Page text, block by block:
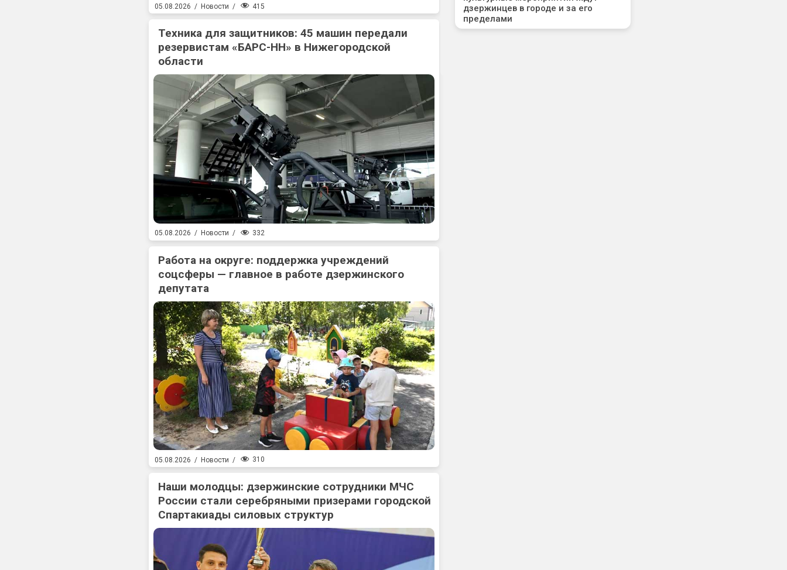
05.08.2026 / Новости / 415
Техника для защитников: 45 машин передали
резервистам «БАРС-НН» в Нижегородской
области
05.08.2026 / Новости / 332
Работа на округе: поддержка учреждений
соцсферы — главное в работе дзержинского
депутата
05.08.2026 / Новости / 310
Наши молодцы: дзержинские сотрудники МЧС
России стали серебряными призерами городской
Спартакиады силовых структур